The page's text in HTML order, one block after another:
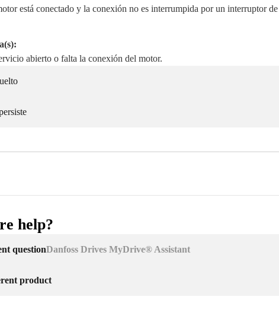
está conectado y la conexión no es interrumpida por un interruptor
abierto o falta la conexión del motor.
help?
questionDanfoss Drives MyDrive® Assistant
product